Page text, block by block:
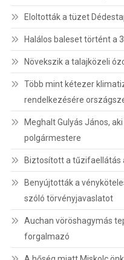
Eloltották a tüzet
Halálos baleset történt a
Növekszik a talajközeli
Több mint kétezer
rendelkezésére
Meghalt Gulyás János,
polgármestere
Biztosított a tűzifaellátás
Benyújtották a
szóló törvényjavaslatot
Auchan vöröshagymás
forgalmazó